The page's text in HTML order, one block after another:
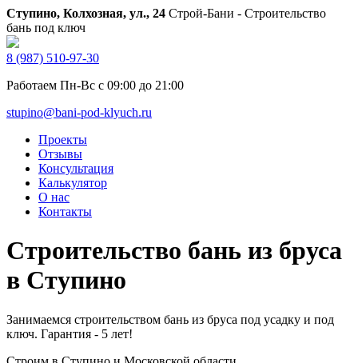
Ступино, Колхозная, ул., 24 Строй-Бани - Строительство
бань под ключ
8 (987) 510-97-30
Работаем Пн-Вс с 09:00 до 21:00
stupino@bani-pod-klyuch.ru
Проекты
Отзывы
Консультация
Калькулятор
О нас
Контакты
Строительство бань из бруса
в Ступино
Занимаемся строительством бань из бруса под усадку и под
ключ. Гарантия - 5 лет!